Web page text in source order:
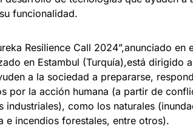
funcionalidad.
Resilience Call 2024”,anunciado en
en Estambul (Turquía),está dirigido
a la sociedad a prepararse,
por la acción humana (a partir de
industriales), como los naturales
e incendios forestales, entre otros).